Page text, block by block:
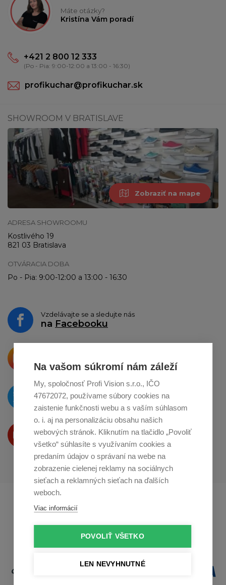
Na vašom súkromí nám záleží
My, spoločnosť Profi Vision s.r.o., IČO
47672072, používame súbory cookies na
zaistenie funkčnosti webu a s vaším súhlasom
o. i. aj na personalizáciu obsahu našich
webových stránok. Kliknutím na tlačidlo „Povoliť
všetko“ súhlasíte s využívaním cookies a
predaním údajov o správaní na webe na
zobrazenie cielenej reklamy na sociálnych
sieťach a reklamných sieťach na ďalších
weboch.
Viac informácií
POVOLIŤ VŠETKO
LEN NEVYHNUTNÉ
Máte otázky?
Kristína Vám poradí
+421 2 800 12 333
(Po - Pia: 9:00-12:00 a 13:00 - 16:30)
profikuchar@profikuchar.sk
SHOWROOM V BRATISLAVE
Zobraziť na mape
ADRESA SHOWROOMU
Kostlivého 19
821 03 Bratislava
OTVÁRACIA DOBA
Po - Pia: 9:00-12:00 a 13:00 - 16:30
Vzdelávajte se a sledujte nás
na Facebooku
o zdieľanie naInstagrame
O novinkách píšeme
naTwitteri
Produkty Vám predstavujeme
na Youtube
Profikuchař.cz